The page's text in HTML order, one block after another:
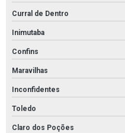
Curral de Dentro
Inimutaba
Confins
Maravilhas
Inconfidentes
Toledo
Claro dos Poções